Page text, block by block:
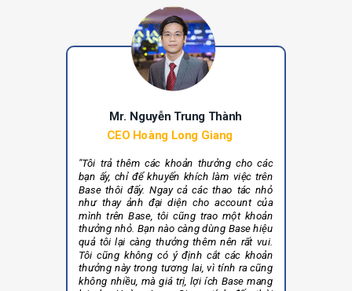
"Tôi trả thêm các khoản thưởng cho các
bạn ấy, chỉ để khuyến khích làm việc trên
Base thôi đấy. Ngay cả các thao tác nhỏ
như thay ảnh đại diện cho account của
mình trên Base, tôi cũng trao một khoản
thưởng nhỏ. Bạn nào càng dùng Base hiệu
quả tôi lại càng thưởng thêm nên rất vui.
Tôi cũng không có ý định cắt các khoản
thưởng này trong tương lai, vì tính ra cũng
không nhiều, mà giá trị, lợi ích Base mang
Mr. Nguyễn Trung Thành
CEO Hoàng Long Giang